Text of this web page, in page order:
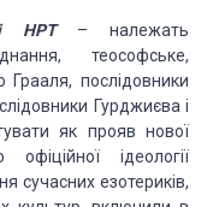
НРТ
– належать
теософське,
Грааля, послідовники
Гурджиєва і
як прояв нової
ідеології
сучасних езотериків,